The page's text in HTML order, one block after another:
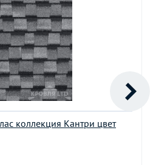
коллекция Кантри цвет